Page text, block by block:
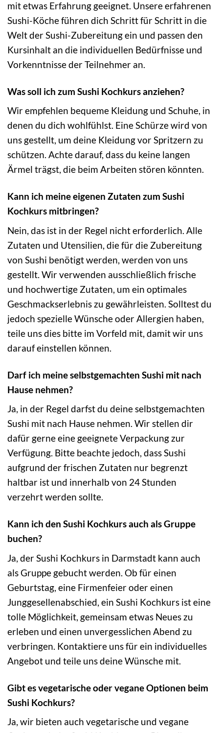
mit etwas Erfahrung geeignet. Unsere erfahrenen
Sushi-Köche führen dich Schritt für Schritt in die
Welt der Sushi-Zubereitung ein und passen den
Kursinhalt an die individuellen Bedürfnisse und
Vorkenntnisse der Teilnehmer an.
Was soll ich zum Sushi Kochkurs anziehen?
Wir empfehlen bequeme Kleidung und Schuhe, in
denen du dich wohlfühlst. Eine Schürze wird von
uns gestellt, um deine Kleidung vor Spritzern zu
schützen. Achte darauf, dass du keine langen
Ärmel trägst, die beim Arbeiten stören könnten.
Kann ich meine eigenen Zutaten zum Sushi
Kochkurs mitbringen?
Nein, das ist in der Regel nicht erforderlich. Alle
Zutaten und Utensilien, die für die Zubereitung
von Sushi benötigt werden, werden von uns
gestellt. Wir verwenden ausschließlich frische
und hochwertige Zutaten, um ein optimales
Geschmackserlebnis zu gewährleisten. Solltest du
jedoch spezielle Wünsche oder Allergien haben,
teile uns dies bitte im Vorfeld mit, damit wir uns
darauf einstellen können.
Darf ich meine selbstgemachten Sushi mit nach
Hause nehmen?
Ja, in der Regel darfst du deine selbstgemachten
Sushi mit nach Hause nehmen. Wir stellen dir
dafür gerne eine geeignete Verpackung zur
Verfügung. Bitte beachte jedoch, dass Sushi
aufgrund der frischen Zutaten nur begrenzt
haltbar ist und innerhalb von 24 Stunden
verzehrt werden sollte.
Kann ich den Sushi Kochkurs auch als Gruppe
buchen?
Ja, der Sushi Kochkurs in Darmstadt kann auch
als Gruppe gebucht werden. Ob für einen
Geburtstag, eine Firmenfeier oder einen
Junggesellenabschied, ein Sushi Kochkurs ist eine
tolle Möglichkeit, gemeinsam etwas Neues zu
erleben und einen unvergesslichen Abend zu
verbringen. Kontaktiere uns für ein individuelles
Angebot und teile uns deine Wünsche mit.
Gibt es vegetarische oder vegane Optionen beim
Sushi Kochkurs?
Ja, wir bieten auch vegetarische und vegane